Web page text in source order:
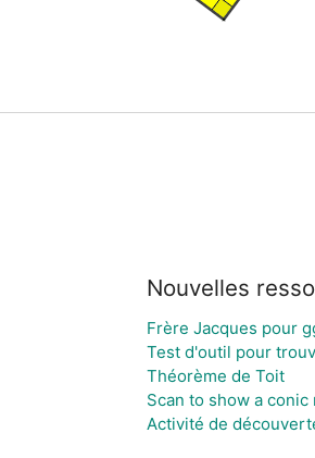
Nouvelles
Frère Jacques pour
Test d'outil pour
Théorème de Toit
Scan to show a conic
Activité de